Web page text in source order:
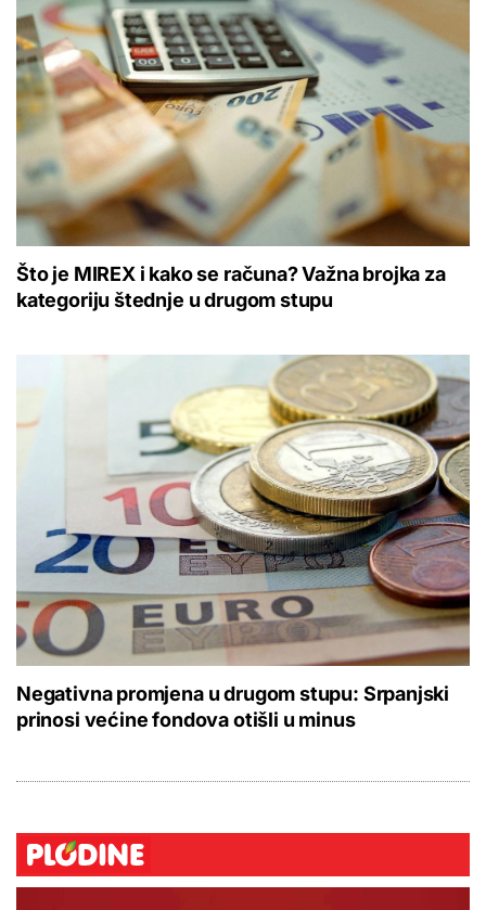
Što je MIREX i kako se računa? Važna brojka za
kategoriju štednje u drugom stupu
Negativna promjena u drugom stupu: Srpanjski
prinosi većine fondova otišli u minus